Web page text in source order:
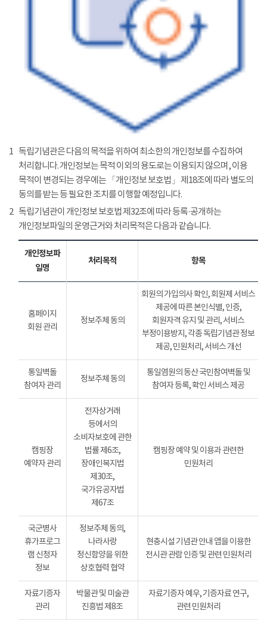
1 독립기념관은 다음의 목적을 위하여 최소한의 개인정보를 수집하여
처리합니다. 개인정보는 목적 이외의 용도로는 이용되지 않으며, 이용
목적이 변경되는 경우에는 「개인정보 보호법」 제18조에 따라 별도의
동의를 받는 등 필요한 조치를 이행할 예정입니다.
2 독립기념관이 개인정보 보호법 제32조에 따라 등록·공개하는
개인정보파일의 운영근거와 처리목적은 다음과 같습니다.
개인정보파
일명
처리목적 항목
홈페이지
회원 관리
정보주체 동의
회원의 가입의사 확인, 회원제 서비스
제공에 따른 본인식별, 인증,
회원자격 유지 및 관리, 서비스
부정이용방지, 각종 독립기념관 정보
제공, 민원처리, 서비스 개선
통일벽돌
참여자 관리
정보주체 동의
통일염원의 동산 국민참여벽돌 및
참여자 등록, 확인 서비스 제공
캠핑장
예약자 관리
전자상거래
등에서의
소비자보호에 관한
법률 제6조,
장애인복지법
제30조,
국가유공자법
제67조
캠핑장 예약 및 이용과 관련한
민원처리
국군병사
휴가프로그
램 신청자
정보
정보주체 동의,
나라사랑
정신함양을 위한
상호협력 협약
현충시설 기념관 안내 앱을 이용한
전시관 관람 인증 및 관련 민원처리
자료기증자
관리
박물관 및 미술관
진흥법 제8조
자료기증자 예우, 기증자료 연구,
관련 민원처리